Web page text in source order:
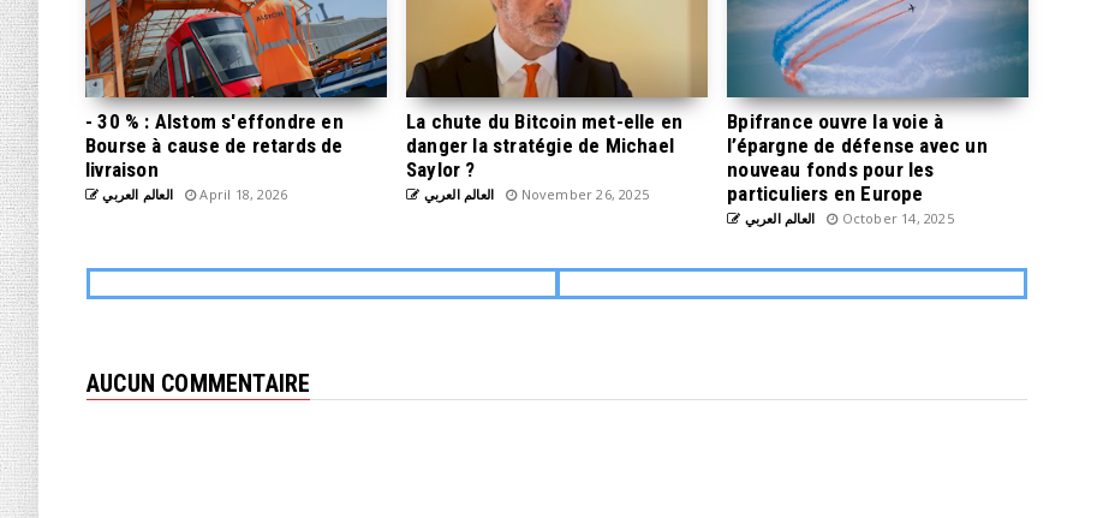
- 30 % : Alstom s'effondre en
Bourse à cause de retards de
livraison
العالم العربي April 18, 2026
La chute du Bitcoin met-elle en
danger la stratégie de Michael
Saylor ?
العالم العربي November 26, 2025
Bpifrance ouvre la voie à
l’épargne de défense avec un
nouveau fonds pour les
particuliers en Europe
العالم العربي October 14, 2025
AUCUN COMMENTAIRE